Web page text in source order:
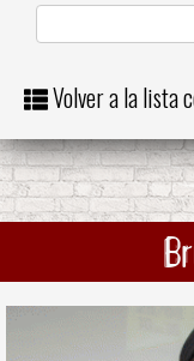
Volver a la lista